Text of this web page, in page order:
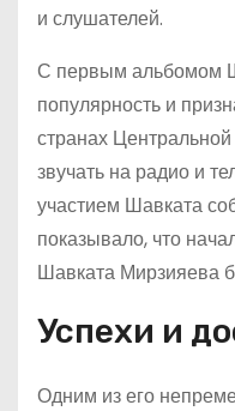
и слушателей.
С первым альбомом
популярность и
странах
звучать на радио и
участием Шавката
показывало, что
Шавката Мирзияева
Успехи и
Одним из его